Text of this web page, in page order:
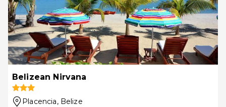
Belizean Nirvana
Placencia, Belize